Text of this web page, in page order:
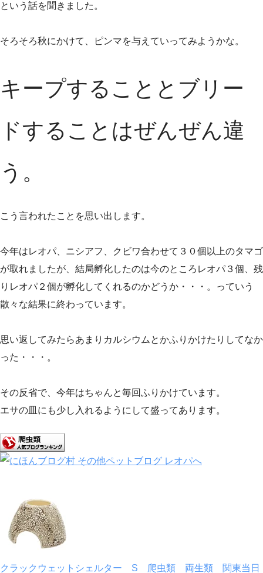
という話を聞きました。
そろそろ秋にかけて、ピンマを与えていってみようかな。
キープすることとブリー
ドすることはぜんぜん違
う。
こう言われたことを思い出します。
今年はレオパ、ニシアフ、クビワ合わせて３０個以上のタマゴ
が取れましたが、結局孵化したのは今のところレオパ３個、残
りレオパ２個が孵化してくれるのかどうか・・・。っていう
散々な結果に終わっています。
思い返してみたらあまりカルシウムとかふりかけたりしてなか
った・・・。
その反省で、今年はちゃんと毎回ふりかけています。
エサの皿にも少し入れるようにして盛ってあります。
クラックウェットシェルター S 爬虫類 両生類 関東当日